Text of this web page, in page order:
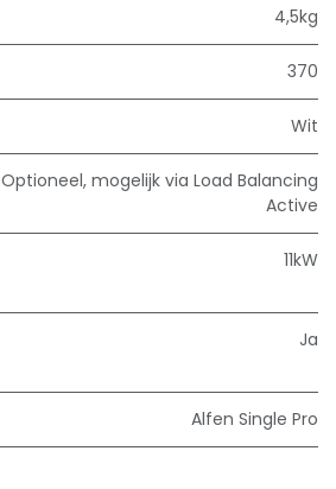
4,5kg
370
Wit
Optioneel, mogelijk via Load Balancing
Active
11kW
Ja
Alfen Single Pro